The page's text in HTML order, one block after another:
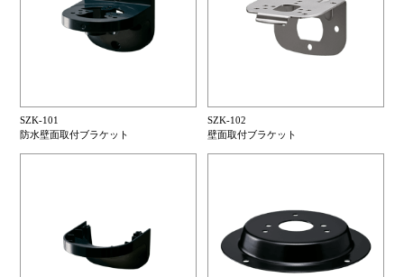
SZK-101
防水壁面取付ブラケット
SZK-102
壁面取付ブラケット